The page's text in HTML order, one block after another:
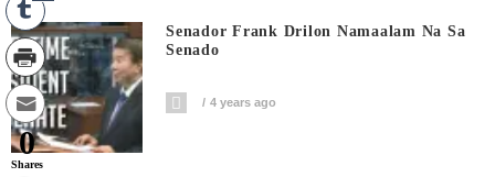
Senador Frank Drilon Namaalam Na Sa
Senado
4 years ago
0
Shares